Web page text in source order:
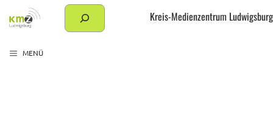
Inhalt
Suchen Kreis-Medienzentrum Ludwigsburg
MENÜ